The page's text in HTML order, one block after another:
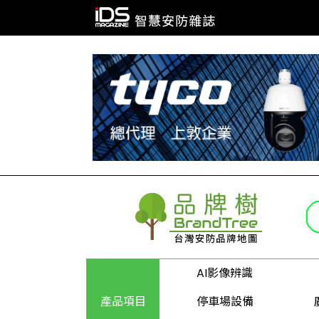
產品項目
AI影像辨識
停車場設備